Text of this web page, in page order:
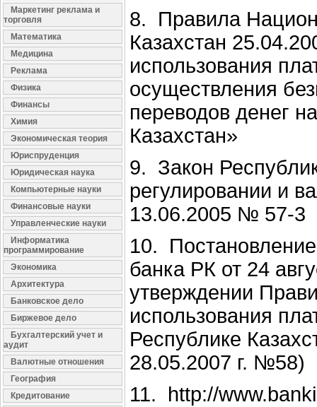
Маркетинг реклама и
торговля
Математика
Медицина
Реклама
Физика
Финансы
Химия
Экономическая теория
Юриспруденция
Юридическая наука
Компьютерные науки
Финансовые науки
Управленческие науки
Информатика
программирование
Экономика
Архитектура
Банковское дело
Биржевое дело
Бухгалтерский учет и
аудит
Валютные отношения
География
Кредитование
8. Правила
Казахстан
использования
осуществления
переводов денег
Казахстан»
9. Закон
регулировании и
13.06.2005 № 57-3
10.
банка РК от 24
утверждении
использования
Республике
28.05.2007 г. №58)
11. http://